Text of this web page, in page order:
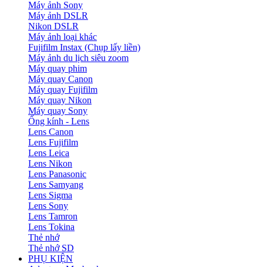
Máy ảnh Sony
Máy ảnh DSLR
Nikon DSLR
Máy ảnh loại khác
Fujifilm Instax (Chụp lấy liền)
Máy ảnh du lịch siêu zoom
Máy quay phim
Máy quay Canon
Máy quay Fujifilm
Máy quay Nikon
Máy quay Sony
Ống kính - Lens
Lens Canon
Lens Fujifilm
Lens Leica
Lens Nikon
Lens Panasonic
Lens Samyang
Lens Sigma
Lens Sony
Lens Tamron
Lens Tokina
Thẻ nhớ
Thẻ nhớ SD
PHỤ KIỆN